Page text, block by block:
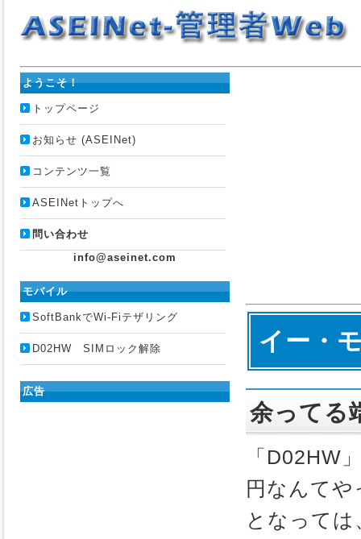
イー・
余ってる
「D02HW
円なんて
となって
ようこそ！
トップページ
お知らせ (ASEINet)
コンテンツ一覧
ASEINetトップへ
問い合わせ
info@aseinet.com
モバイル
SoftBankでWi-Fiテザリング
D02HW SIMロック解除
広告